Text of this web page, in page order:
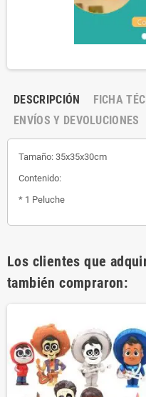
DESCRIPCIÓN
FICHA
ENVÍOS Y DEVOLUCIONES
Tamaño: 35x35x30cm
Contenido:
* 1 Peluche
Los clientes que
también compraron: